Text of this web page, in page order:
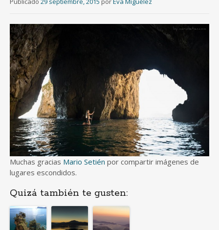
Muchas gracias Mario Setién por compartir imágenes de
lugares escondidos.
Quizá también te gusten: